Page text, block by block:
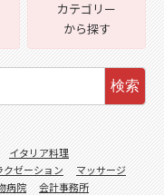
カテゴリー
から探す
検索
イタリア料理
クゼーション
マッサージ
病院
会計事務所